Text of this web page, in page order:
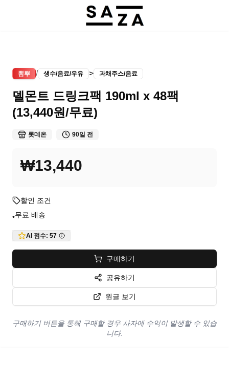
뽐뿌 / 생수/음료/우유 > 과채주스/음료
델몬트 드링크팩 190ml x 48팩
(13,440원/무료)
롯데온 90일 전
₩13,440
할인 조건
•무료 배송
AI 점수: 57
구매하기
공유하기
원글 보기
구매하기 버튼을 통해 구매할 경우 사자에 수익이 발생할 수 있습
니다.